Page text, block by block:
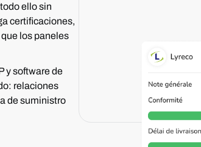
ello sin
certificaciones,
los paneles
y software de
relaciones
de suministro